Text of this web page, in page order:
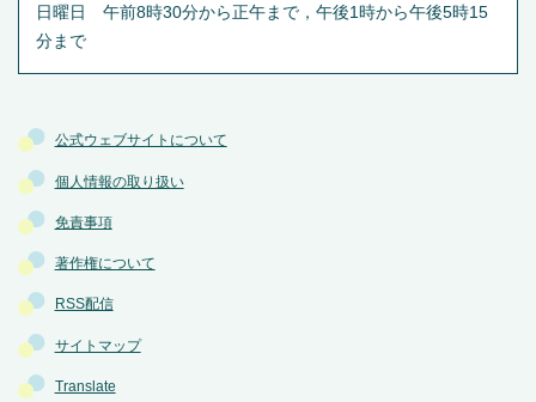
公式ウェブサイトについて
個人情報の取り扱い
免責事項
著作権について
RSS配信
サイトマップ
Translate
日曜日 午前8時30分から正午まで，午後1時から午後5時15
分まで